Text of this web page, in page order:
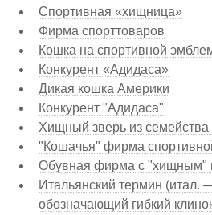
Спортивная «хищница»
Фирма спорттоваров
Кошка на спортивной
Конкурент «Адидаса»
Дикая кошка Америки
Конкурент "Адидаса"
Хищный зверь из семейства
"Кошачья" фирма
Обувная фирма с "хищным"
Итальянский термин (итал.
обозначающий гибкий